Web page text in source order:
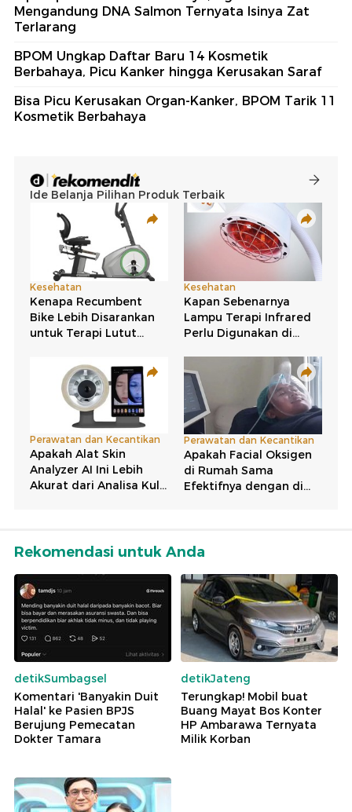
Mengandung DNA Salmon Ternyata Isinya Zat
Terlarang
BPOM Ungkap Daftar Baru 14 Kosmetik
Berbahaya, Picu Kanker hingga Kerusakan Saraf
Bisa Picu Kerusakan Organ-Kanker, BPOM Tarik 11
Kosmetik Berbahaya
Rekomendasi untuk Anda
detikSumbagsel
Komentari 'Banyakin Duit
Halal' ke Pasien BPJS
Berujung Pemecatan
Dokter Tamara
detikJateng
Terungkap! Mobil buat
Buang Mayat Bos Konter
HP Ambarawa Ternyata
Milik Korban